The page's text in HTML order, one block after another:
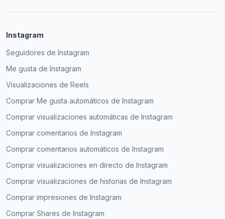
Instagram
Seguidores de Instagram
Me gusta de Instagram
Visualizaciones de Reels
Comprar Me gusta automáticos de Instagram
Comprar visualizaciones automáticas de Instagram
Comprar comentarios de Instagram
Comprar comentarios automáticos de Instagram
Comprar visualizaciones en directo de Instagram
Comprar visualizaciones de historias de Instagram
Comprar impresiones de Instagram
Comprar Shares de Instagram